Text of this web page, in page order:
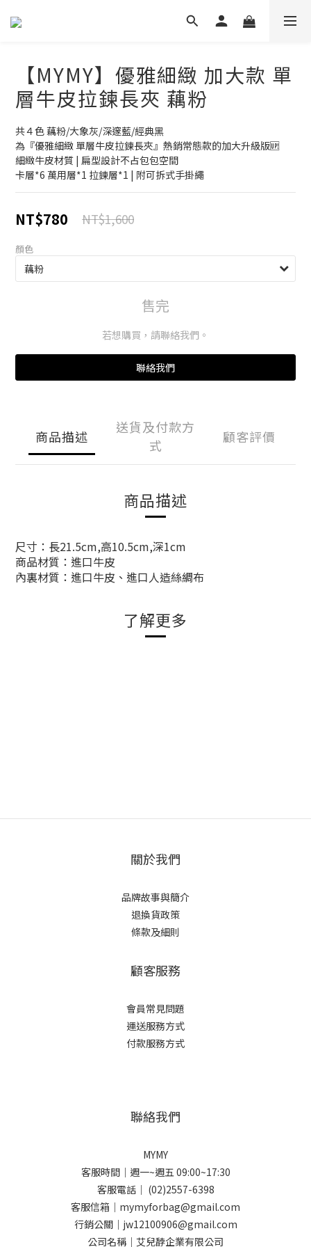
【MYMY】優雅細緻 加大款 單
層牛皮拉鍊長夾 藕粉
共４色 藕粉/大象灰/深邃藍/經典黑
為『優雅細緻 單層牛皮拉鍊長夾』熱銷常態款的加大升級版🆙
細緻牛皮材質 | 扁型設計不占包包空間
卡層*6 萬用層*1 拉鍊層*1 | 附可拆式手掛繩
NT$780 NT$1,600
顏色
售完
若想購買，請聯絡我們。
聯絡我們
商品描述
送貨及付款方
式
顧客評價
商品描述
尺寸：長21.5cm,高10.5cm,深1cm
商品材質：進口牛皮
內裏材質：進口牛皮、進口人造絲綢布
了解更多
關於我們
品牌故事與簡介
退換貨政策
條款及細則
顧客服務
會員常見問題
運送服務方式
付款服務方式
聯絡我們
MYMY
客服時間｜週一~週五 09:00~17:30
客服電話｜ (02)2557-6398
客服信箱｜mymyforbag@gmail.com
行銷公關｜jw12100906@gmail.com
公司名稱｜艾兒馞企業有限公司